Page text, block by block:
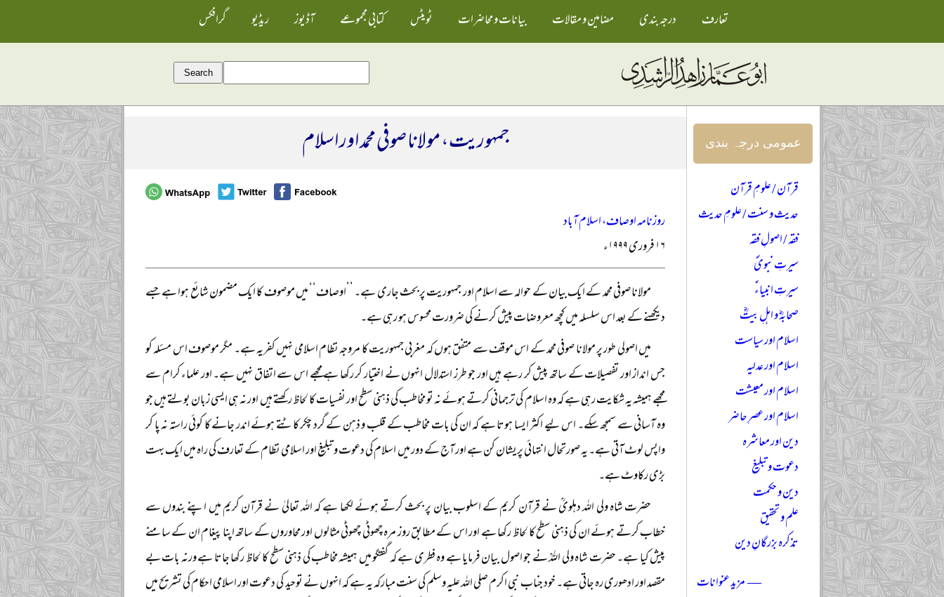
تعارف درجہ بندی مضامین و مقالات بیانات و محاضرات ٹویٹس کتابی مجموعے آڈیوز ریڈیو گرافکس
جمہوریت، مولانا صوفی محمد اور اسلام
روزنامہ اوصاف، اسلام آباد
۱۶ فروری ۱۹۹۹ء
مولانا صوفی محمد کے ایک بیان کے حوالہ سے اسلام اور جمہوریت پر بحث جاری ہے۔ ’’اوصاف‘‘ میں موصوف کا ایک مضمون شائع ہوا ہے جسے
دیکھنے کے بعد اس سلسلہ میں کچھ معروضات پیش کرنے کی ضرورت محسوس ہو رہی ہے۔
میں اصولی طور پر مولانا صوفی محمد کے اس موقف سے متفق ہوں کہ مغربی جمہوریت کا مروجہ نظام اسلامی نہیں کفریہ ہے۔ مگر موصوف اس مسئلہ کو
جس انداز اور تفصیلات کے ساتھ پیش کر رہے ہیں اور جو طرز استدلال انہوں نے اختیار کر رکھا ہے مجھے اس سے اتفاق نہیں ہے۔ اور علماء کرام سے
مجھے ہمیشہ یہ شکایت رہی ہے کہ وہ اسلام کی ترجمانی کرتے ہوئے نہ تو مخاطب کی ذہنی سطح اور نفسیات کا لحاظ رکھتے ہیں اور نہ ہی ایسی زبان بولتے ہیں جو
وہ آسانی سے سمجھ سکے۔ اس لیے اکثر ایسا ہوتا ہے کہ ان کی بات مخاطب کے قلب و ذہن کے گرد چکر کاٹتے ہوئے اندر جانے کا کوئی راستہ نہ پا کر
واپس لوٹ آتی ہے۔ یہ صورتحال انتہائی پریشان کن ہے اور آج کے دور میں اسلام کی دعوت و تبلیغ اور اسلامی نظام کے تعارف کی راہ میں ایک بہت
بڑی رکاوٹ ہے۔
حضرت شاہ ولی اللہ دہلویؒ نے قرآن کریم کے اسلوب بیان پر بحث کرتے ہوئے لکھا ہے کہ اللہ تعالیٰ نے قرآن کریم میں اپنے بندوں سے
خطاب کرتے ہوئے ان کی ذہنی سطح کا لحاظ رکھا ہے اور اس کے مطابق روز مرہ چھوٹی چھوٹی مثالوں اور محاوروں کے ساتھ اپنا پیغام ان کے سامنے
پیش کیا ہے۔ حضرت شاہ ولی اللہؒ نے جو اصول بیان فرمایا ہے وہ فطری ہے کہ گفتگو میں ہمیشہ مخاطب کی ذہنی سطح کا لحاظ رکھا جاتا ہے ورنہ بات بے
مقصد اور ادھوری رہ جاتی ہے۔ خود جناب نبی اکرم صلی اللہ علیہ وسلم کی سنت مبارکہ یہ ہے کہ انہوں نے توحید کی دعوت اور اسلامی احکام کی تشریح میں
عمومی درجہ بندی
قرآن / علومِ قرآن
حدیث و سنت / علومِ حدیث
فقہ / اصولِ فقہ
سیرتِ نبویؐ
سیرتِ انبیاءؑ
صحابہؓ و اہلِ بیتؓ
اسلام اور سیاست
اسلام اور عدلیہ
اسلام اور معیشت
اسلام اور عصرِ حاضر
دین اور معاشرہ
دعوت و تبلیغ
دین و حکمت
علم و تحقیق
تذکرہ بزرگانِ دین
— مزید عنوانات